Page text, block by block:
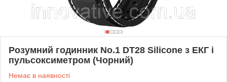
Розумний годинник No.1 DT28 Silicone з ЕКГ і
пульсоксиметром (Чорний)
Немає в наявності